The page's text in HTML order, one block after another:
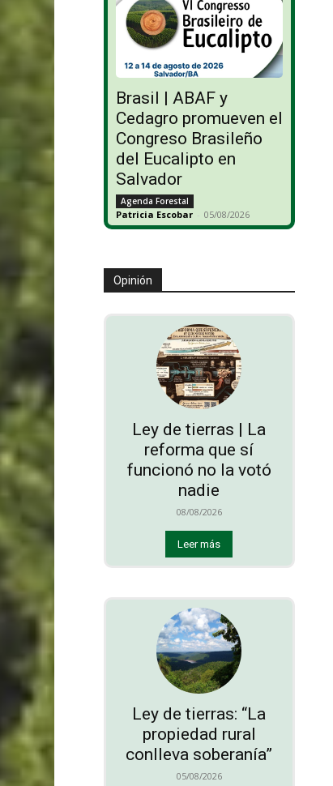
Brasil | ABAF y
Cedagro promueven el
Congreso Brasileño
del Eucalipto en
Salvador
Agenda Forestal
Patricia Escobar - 05/08/2026
Opinión
Ley de tierras | La
reforma que sí
funcionó no la votó
nadie
08/08/2026
Leer más
Ley de tierras: “La
propiedad rural
conlleva soberanía”
05/08/2026